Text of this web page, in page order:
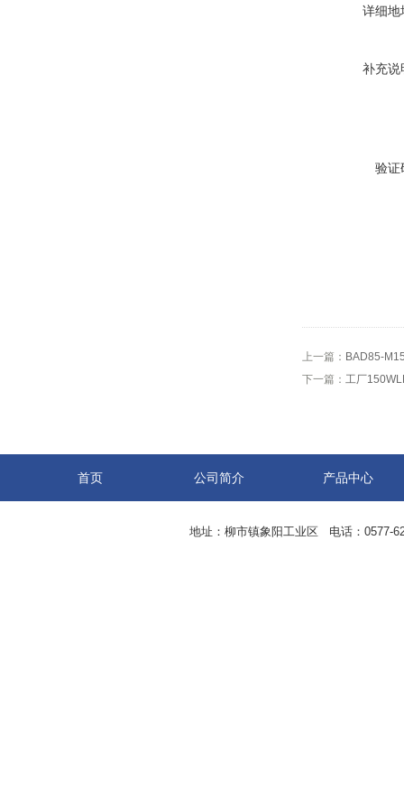
详细地
补充说
验证
上一篇： BAD85-
下一篇： 工厂
首页 公司简介 产品中心
地址：柳市镇象阳工业区 电话：0577-